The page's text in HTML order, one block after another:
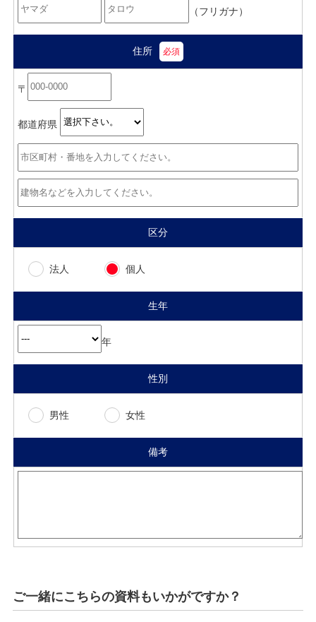
（フリガナ）
住所
〒
都道府県
区分
法人 個人
生年
年
性別
男性 女性
備考
ご一緒にこちらの資料もいかがですか？